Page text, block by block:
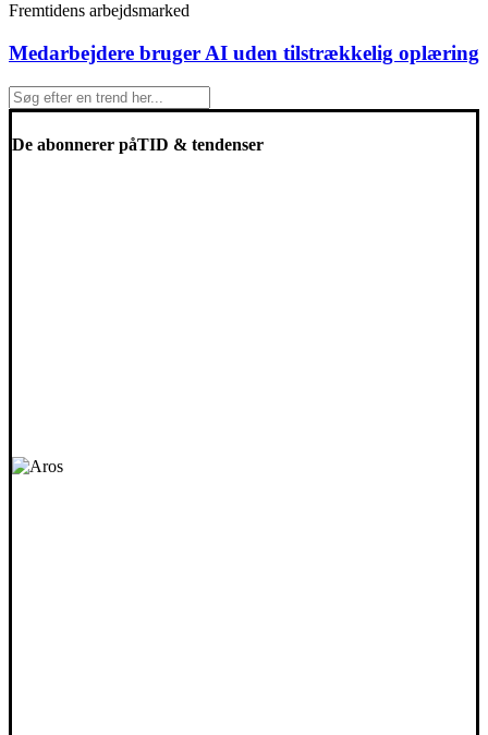
Fremtidens arbejdsmarked
Medarbejdere bruger AI uden tilstrækkelig oplæring
De abonnerer påTID & tendenser